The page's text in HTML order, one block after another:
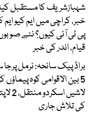
شہبازشریف کا مستقبل
خبر، کراچی میں ایم کیو
پی ٹی آئی کیوں؟ نئے
قیام، اندر کی خبر
براڈ پیک سانحہ: نرمل
5 بین الاقوامی کوہ پیماؤں
لاشیں
کی تلاش جاری